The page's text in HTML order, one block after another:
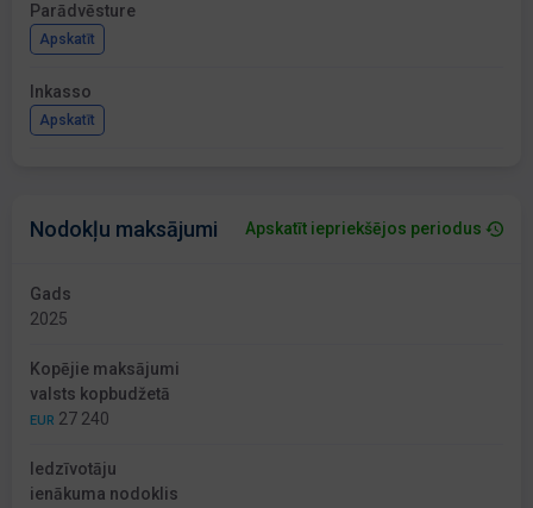
Parādvēsture
Apskatīt
Inkasso
Apskatīt
Nodokļu maksājumi Apskatīt iepriekšējos periodus
Gads
2025
Kopējie maksājumi
valsts kopbudžetā
EUR 27 240
Iedzīvotāju
ienākuma nodoklis